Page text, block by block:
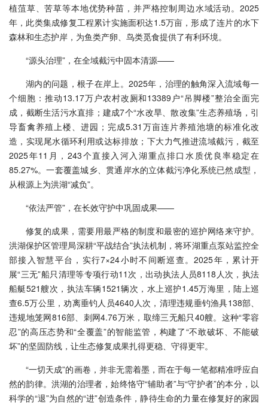
植菹草、苦草等本地优势种苗，并严格控制周边水域活动。2025
年，此类集成修复工程累计实施面积达1.5万亩，形成了连片的水下
森林和生态护岸，为鱼类产卵、鸟类觅食提供了有利环境。
“源头治理”，在全域截污中固本清源——
湖内的问题，根子在岸上。2025年，治理的触角深入流域每一
个细胞：推动13.17万户农村改厕和13389户“吊脚楼”整治全面完
成，截断生活污水直排；建成7个“水改旱、散改集”生态养殖场，引
导畜禽养殖上楼、进园；完成5.31万亩连片养殖池塘的标准化改
造，实现尾水循环利用或达标排放；下大力气推进流域截污，截至
2025年11月，243个直接入河入湖重点排口水质优良率稳定在
85.27%。一套覆盖城乡、贯通岸水的立体截污净化系统已然成型，
从根源上为洪湖“减负”。
“依法严管”，在长效守护中巩固成果——
修复的成果，需要用最严格的制度和最密的巡护网络来守护。
洪湖保护区管理局深耕“平战结合”执法机制，将环湖重点泵站监控全
部接入智慧平台，实行7×24小时不间断巡查。2025年，累计开
展“三无”船只清理等专项行动11次，出动执法人员8118人次，执法
船艇521艘次，执法车辆1521辆次，水上巡护1.45万海里，陆上巡
查6.5万公里，劝离垂钓人员4640人次，清理违规垂钓渔具138部、
违规地笼网816部、刺网4.76万米，取缔三无船只40艘。这种“零容
忍”的高压态势和“全覆盖”的智能监管，构建了“不敢破坏、不能破
坏”的坚固防线，让生态修复成果扎得更稳、守得更牢。
“一切天成”的画卷，并非无需着墨，而在于每一笔都精准呼应自
然的韵律。洪湖的治理者，始终恪守“辅助者”与“守护者”的本分，以
科学的“退”为自然的“进”创造条件，静待生命的力量在修复好的家园